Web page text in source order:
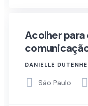
Acolher para
DANIELLE
São Paulo